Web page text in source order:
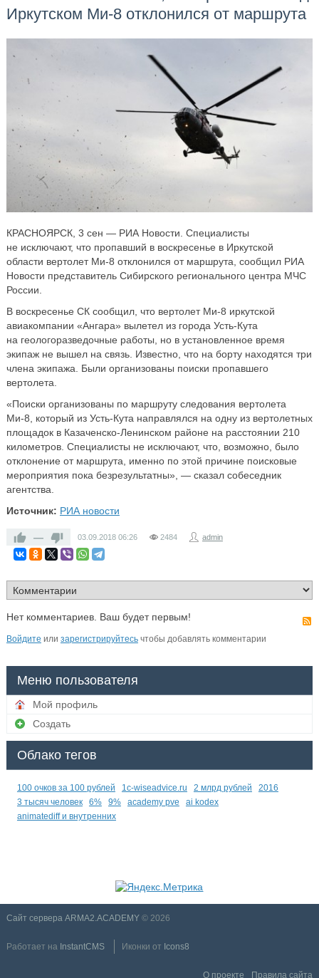
Иркутском Ми-8 отклонился от маршрута
КРАСНОЯРСК, 3 сен — РИА Новости. Специалисты
не исключают, что пропавший в воскресенье в Иркутской
области вертолет Ми-8 отклонился от маршрута, сообщил РИА
Новости представитель Сибирского регионального центра МЧС
России.
В воскресенье СК сообщил, что вертолет Ми-8 иркутской
авиакомпании «Ангара» вылетел из города Усть-Кута
на геологоразведочные работы, но в установленное время
экипаж не вышел на связь. Известно, что на борту находятся три
члена экипажа. Были организованы поиски пропавшего
вертолета.
«Поиски организованы по маршруту следования вертолета
Ми-8, который из Усть-Кута направлялся на одну из вертолетных
площадок в Казаченско-Ленинском районе на расстоянии 210
километров. Специалисты не исключают, что, возможно, было
отклонение от маршрута, именно по этой причине поисковые
мероприятия пока безрезультатны», — сказал собеседник
агентства.
Источник: РИА новости
— 03.09.2018 06:26 2484 admin
Нет комментариев. Ваш будет первым!
Войдите или зарегистрируйтесьчтобы добавлять комментарии
Меню пользователя
Мой профиль
Создать
Облако тегов
100 очков за 100 рублей 1c-wiseadvice.ru 2 млрд рублей
2016
3 тысяч человек
6% 9% academy pve
ai kodex
animatediff и внутренних
Сайт сервера ARMA2.ACADEMY© 2026
Работает на InstantCMS Иконки от Icons8
О проекте Правила сайта